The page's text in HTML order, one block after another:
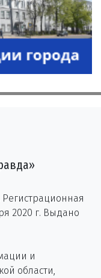
Регистрационная
2020 г. Выдано
и
области,